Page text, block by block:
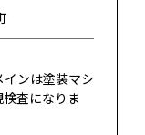
ンは塗装マシ
査になりま